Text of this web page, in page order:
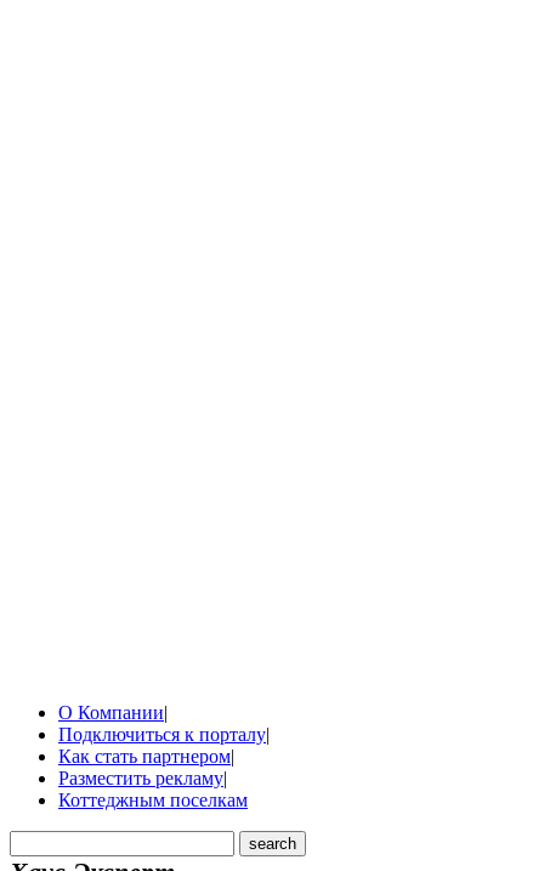
О Компании|
Подключиться к порталу|
Как стать партнером|
Разместить рекламу|
Коттеджным поселкам